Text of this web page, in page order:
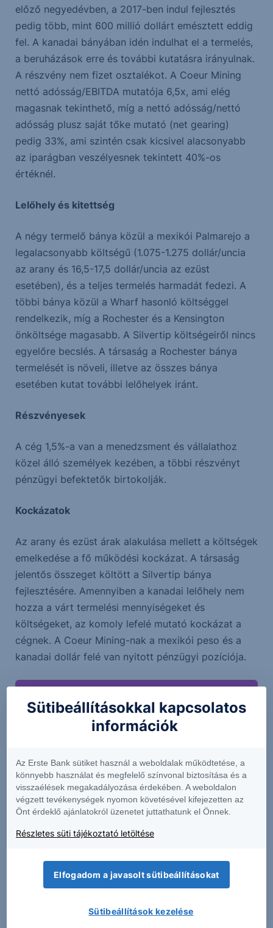
előző negyedévben, a 2017-ben indul fejlesztés
pedig több, mint 600 millió dollárt emésztett eddig
fel. A kanadai bányában idén indulhat el a termelés,
a beruházások erre és további kutatásra irányulnak.
A részvény nem fizet osztalékot. A Coeur Mining
nettó adósság/EBITDA mutatója 6,5x, ami elég
magasnak tekinthető, míg a nettó adósság/nettó
adósság plusz saját tőke mutató (net gearing)
pedig 33%, ami szintén csak kicsivel alacsonyabb
az iparágban veszélyesnek tekintett 40%-os
értéknél.
Lelőhely és kitettség
A négy termelő bánya közül a mexikói Palmarejo a
legalacsonyabb költségű (1.075-1.275 dollár/uncia
az arany és 16,5-17,5 dollár/uncia az ezüst
esetében), és a teljes termelés harmadát fedezi. A
többi bánya közül a Wharf hasonló költséggel
rendelkezik, míg a Rochester és a Kensington
önköltsége magasabb. A Silvertip költségeiről nincs
egyelőre becslés. A társaság a Rochester bánya
termelését is növeli, illetve az összes bánya
esetében kutat további lelőhelyek iránt.
Részvényesek
A cég 1,5%-a van a menedzsment és vállalathoz
közel álló személyek kezében, a többi részvényt
pénzügyi befektetők birtokolják.
Kockázatok
Az arany és ezüst árak alakulása mellett a költségek
emelkedése a fő működési kockázat. A társaság
jelentős összeget költött a Silvertip bánya
fejlesztésére. Amennyiben a kanadai lelőhely nem
hozza a várt termelési mennyiségeket és
költségeket, az komoly lefelé mutató kockázat a
cégnek. A Coeur Mining-nak a mexikói peso és a
kanadai dollár felé van nyitott pénzügyi pozíciója.
Higgy magadban és indíts Erste Future
Sütibeállításokkal kapcsolatos
információk
Az Erste Bank sütiket használ a weboldalak működtetése, a
könnyebb használat és megfelelő színvonal biztosítása és a
visszaélések megakadályozása érdekében. A weboldalon
végzett tevékenységek nyomon követésével kifejezetten az
Önt érdeklő ajánlatokról üzenetet juttathatunk el Önnek.
Részletes süti tájékoztató letöltése
Elfogadom a javasolt sütibeállításokat
Sütibeállítások kezelése